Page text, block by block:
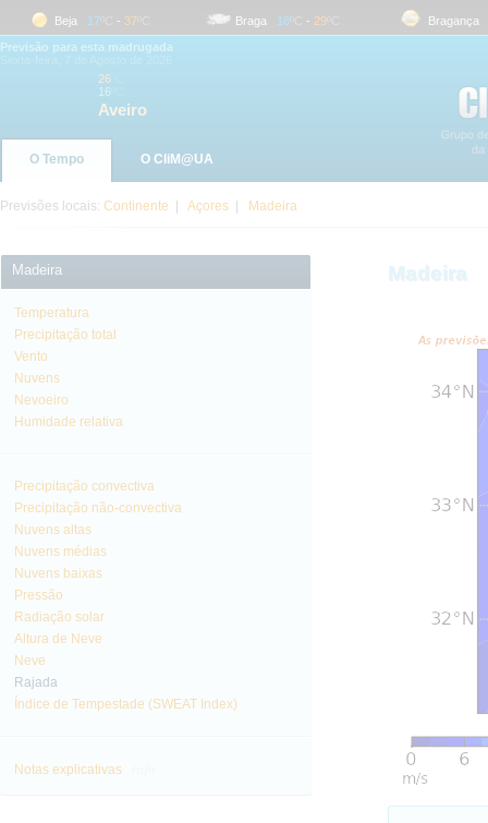
Beja 17 ºC- 37 ºC Braga 18 ºC- 29 ºC Bragança 18
Previsão para esta madrugada
26
16
Aveiro
O Tempo O CliM@UA
Previsões locais: Continente Açores Madeira
Madeira
Temperatura
Precipitação total
Vento
Nuvens
Nevoeiro
Humidade relativa
Precipitação convectiva
Precipitação não-convectiva
Nuvens altas
Nuvens médias
Nuvens baixas
Pressão
Radiação solar
Altura de Neve
Neve
Rajada
Índice de Tempestade (SWEAT Index)
Notas explicativas
Madeira